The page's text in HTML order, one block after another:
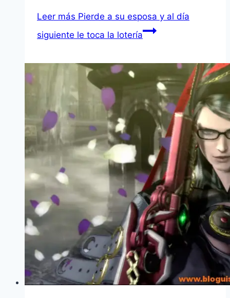
Leer más Pierde a su esposa y al día
siguiente le toca la lotería